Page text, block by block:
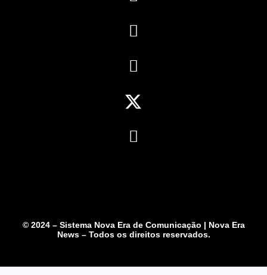
© 2024 – Sistema Nova Era de Comunicação | Nova Era
News – Todos os direitos reservados.